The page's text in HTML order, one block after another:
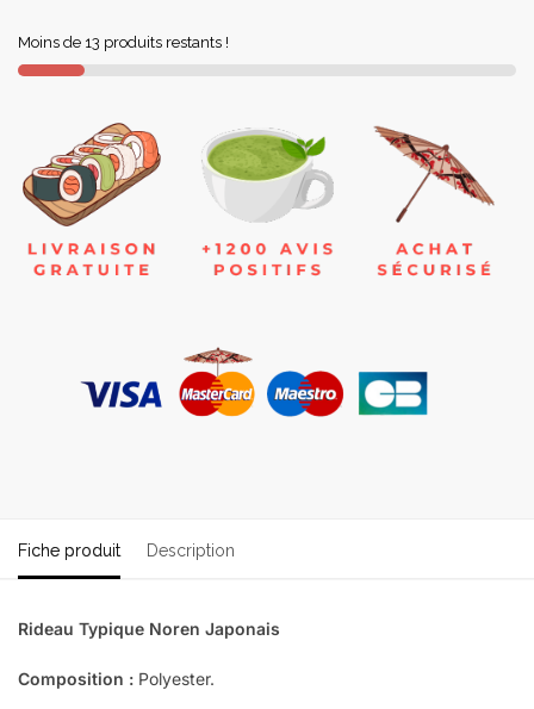
Moins de 13 produits restants !
Fiche produit Description
Rideau Typique Noren Japonais
Composition : Polyester.